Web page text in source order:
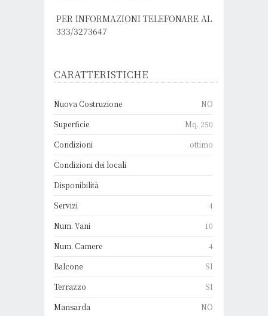
PER INFORMAZIONI TELEFONARE AL
333/3273647
CARATTERISTICHE
Nuova Costruzione
NO
Superficie
Mq. 250
Condizioni
ottimo
Condizioni dei locali
Disponibilità
Servizi
4
Num. Vani
10
Num. Camere
4
Balcone
SI
Terrazzo
SI
Mansarda
NO